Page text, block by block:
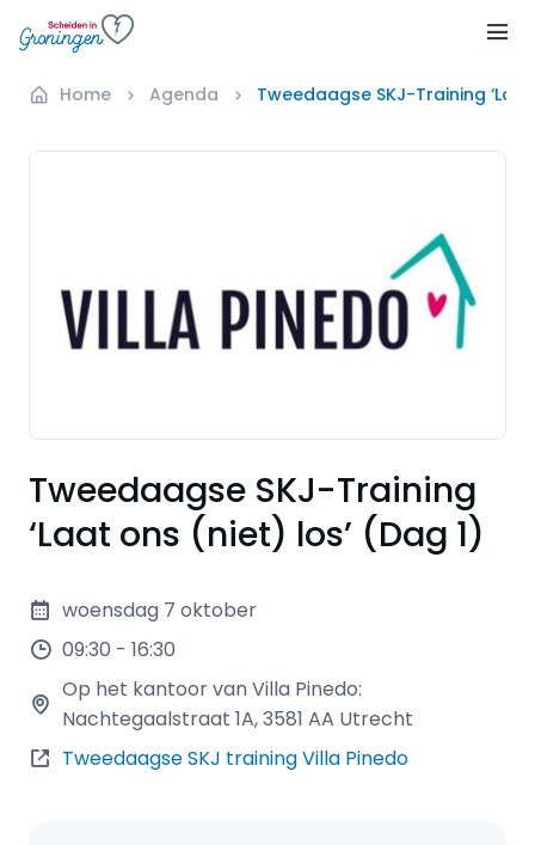
Home Agenda Tweedaagse SKJ-Training
Tweedaagse SKJ-Training
‘Laat ons (niet) los’ (Dag 1)
woensdag 7 oktober
09:30 - 16:30
Op het kantoor van Villa Pinedo:
Nachtegaalstraat 1A, 3581 AA Utrecht
Tweedaagse SKJ training Villa Pinedo